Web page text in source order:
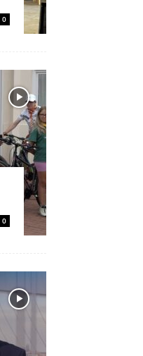
0
0